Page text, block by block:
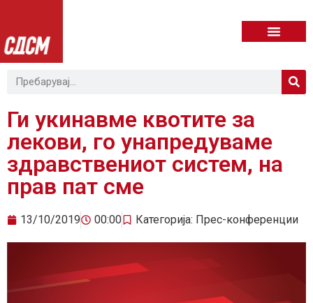
Ги укинавме квотите за
лекови, го унапредуваме
здравствениот систем, на
прав пат сме
13/10/2019 00:00 Категорија: Прес-конференции